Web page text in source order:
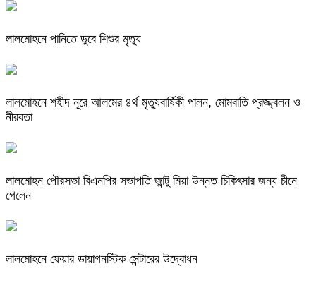
লালমোহনে পানিতে ডুবে শিশুর মৃত্যু
লালমোহনে শহীদ নূরে আলমের ৪র্থ মৃত্যুবার্ষিকী পালন, মোমবাতি প্রজ্জ্বলন ও
নীরবতা
লালমোহন পৌরসভা বিএনপির সভাপতি জান্টু মিয়া উন্নত চিকিৎসার জন্য চীনে
গেলেন
লালমোহনে ফেয়ার ডায়াগনস্টিক সেন্টারের উদ্বোধন